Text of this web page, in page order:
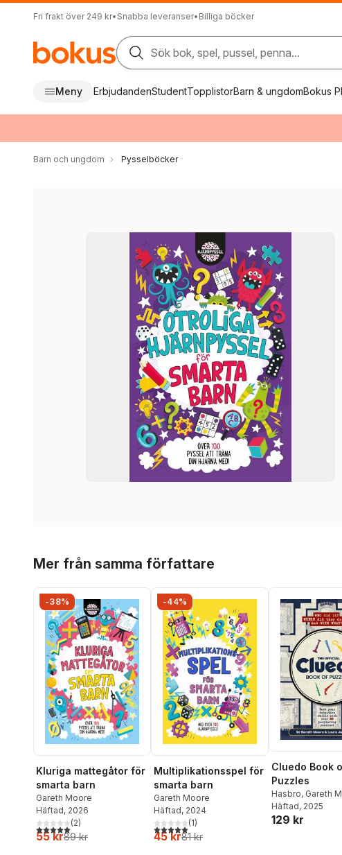
Fri frakt över 249 kr• Snabba leveranser• Billiga böcker
Sök bok, spel, pussel, penna...
Meny ErbjudandenStudentTopplistorBarn & ungdomBokus
Barn och ungdom Pysselböcker
Mer från samma författare
-38%
Kluriga mattegåtor för
smarta barn
Gareth Moore
Häftad, 2026
5,0utav 5 stjärnor. Totalt antal röster:
(2)
55 kr89 kr
-44%
Multiplikationsspel för
smarta barn
Gareth Moore
Häftad, 2024
5,0utav 5 stjärnor. Totalt antal röster:
(1)
45 kr81 kr
Cluedo Book
Puzzles
Hasbro, Gareth
Laura Jayne Ayres
Häftad, 2025
129 kr